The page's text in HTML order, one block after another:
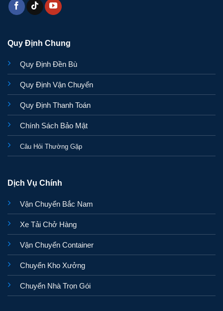
Quy Định Chung
Quy Định Đền Bù
Quy Định Vận Chuyển
Quy Định Thanh Toán
Chính Sách Bảo Mật
Câu Hỏi Thường Gặp
Dịch Vụ Chính
Vận Chuyển Bắc Nam
Xe Tải Chở Hàng
Vận Chuyển Container
Chuyển Kho Xưởng
Chuyển Nhà Trọn Gói